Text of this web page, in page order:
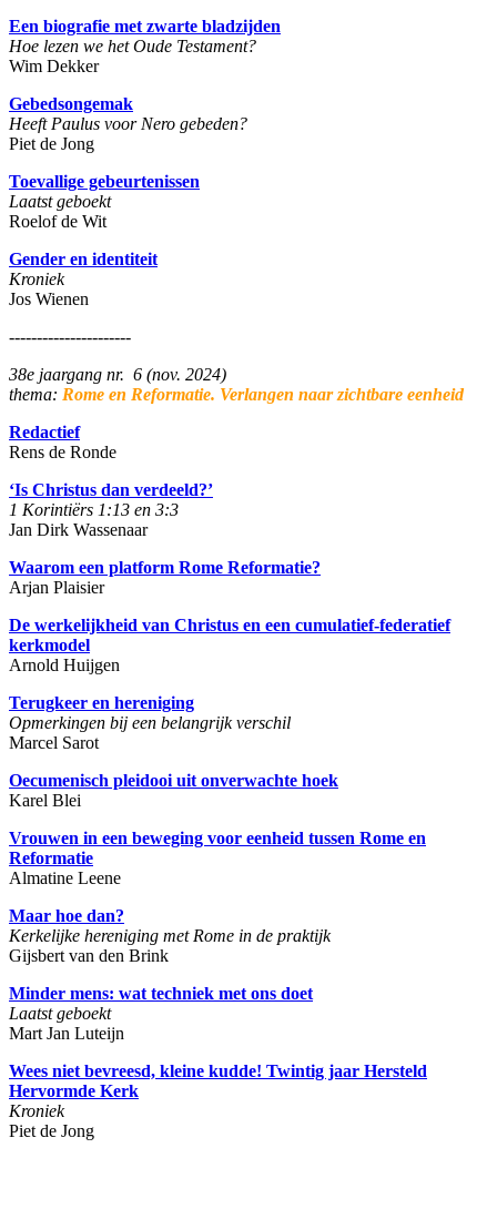
Een biografie met zwarte bladzijden
Hoe lezen we het Oude Testament?
Wim Dekker
Gebedsongemak
Heeft Paulus voor Nero gebeden?
Piet de Jong
Toevallige gebeurtenissen
Laatst geboekt
Roelof de Wit
Gender en identiteit
Kroniek
Jos Wienen
----------------------
38e jaargang nr. 6 (nov. 2024)
thema: Rome en Reformatie. Verlangen naar zichtbare eenheid
Redactief
Rens de Ronde
‘Is Christus dan verdeeld?’
1 Korintiërs 1:13 en 3:3
Jan Dirk Wassenaar
Waarom een platform Rome Reformatie?
Arjan Plaisier
De werkelijkheid van Christus en een cumulatief-federatief
kerkmodel
Arnold Huijgen
Terugkeer en hereniging
Opmerkingen bij een belangrijk verschil
Marcel Sarot
Oecumenisch pleidooi uit onverwachte hoek
Karel Blei
Vrouwen in een beweging voor eenheid tussen Rome en
Reformatie
Almatine Leene
Maar hoe dan?
Kerkelijke hereniging met Rome in de praktijk
Gijsbert van den Brink
Minder mens: wat techniek met ons doet
Laatst geboekt
Mart Jan Luteijn
Wees niet bevreesd, kleine kudde! Twintig jaar Hersteld
Hervormde Kerk
Kroniek
Piet de Jong